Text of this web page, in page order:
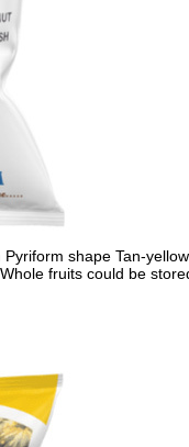
shape Tan-
fruits could be